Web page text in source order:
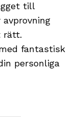
till
rätt.
fantastisk
personliga